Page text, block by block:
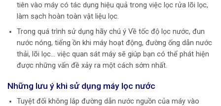
tiên vào máy có tác dụng hiệu quả trong việc lọc rửa lõi lọc,
làm sạch hoàn toàn vật liệu lọc.
Trong quá trình sử dụng hãy chú ý Về tốc độ lọc nước, đun
nước nóng, tiếng ồn khi máy hoạt động, đường ống dẫn nước
thải, lõi lọc… việc quan sát máy sẽ giúp bạn có thể phát hiện
được những vấn đề xảy ra một cách sớm nhất.
Những lưu ý khi sử dụng máy lọc nước
Tuyệt đối không lắp đường dẫn nước nguồn của máy vào